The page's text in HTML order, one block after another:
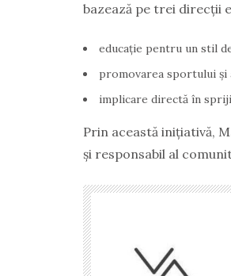
bazează pe trei direcții
educație pentru un stil
promovarea sportului și
implicare directă în
Prin această inițiativă,
și responsabil al